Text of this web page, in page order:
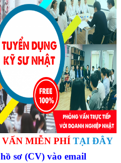
MIỄN PHÍ TẠI ĐÂY
sơ (CV) vào email